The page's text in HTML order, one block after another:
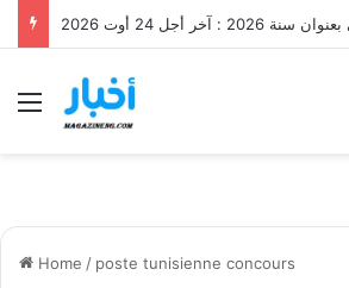
Menu
Home / poste tunisienne concours